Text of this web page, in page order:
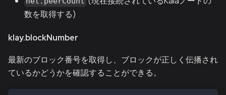
数を取得する)
klay.blockNumber
最新のブロック番号を取得し、ブロックが正しく伝播され
ているかどうかを確認することができる。